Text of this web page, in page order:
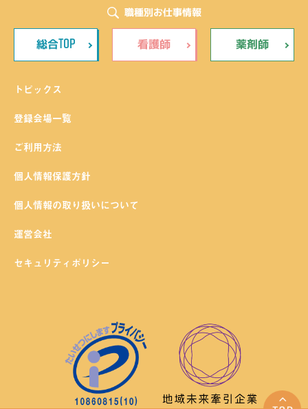
職種別お仕事情報
総合TOP 看護師 薬剤師
トピックス
登録会場一覧
ご利用方法
個人情報保護方針
個人情報の取り扱いについて
運営会社
セキュリティポリシー